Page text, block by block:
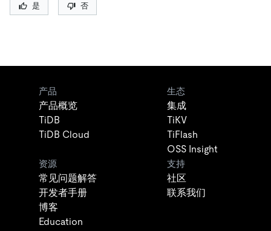
是 否
产品
产品概览
TiDB
TiDB Cloud
生态
集成
TiKV
TiFlash
OSS Insight
资源
常见问题解答
开发者手册
博客
Education
支持
社区
联系我们